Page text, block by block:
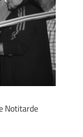
Notitarde